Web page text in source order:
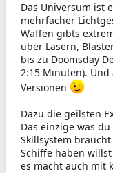
Das Universum ist
mehrfacher
Waffen gibts
über Lasern,
bis zu Doomsday
2:15 Minuten). Und
Versionen
Dazu die geilsten
Das einzige was
Skillsystem
Schiffe haben
es macht auch mit